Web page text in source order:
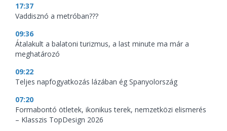
17:37
Vaddisznó a metróban???
09:36
Átalakult a balatoni turizmus, a last minute ma már a
meghatározó
09:22
Teljes napfogyatkozás lázában ég Spanyolország
07:20
Formabontó ötletek, ikonikus terek, nemzetközi elismerés
– Klasszis TopDesign 2026